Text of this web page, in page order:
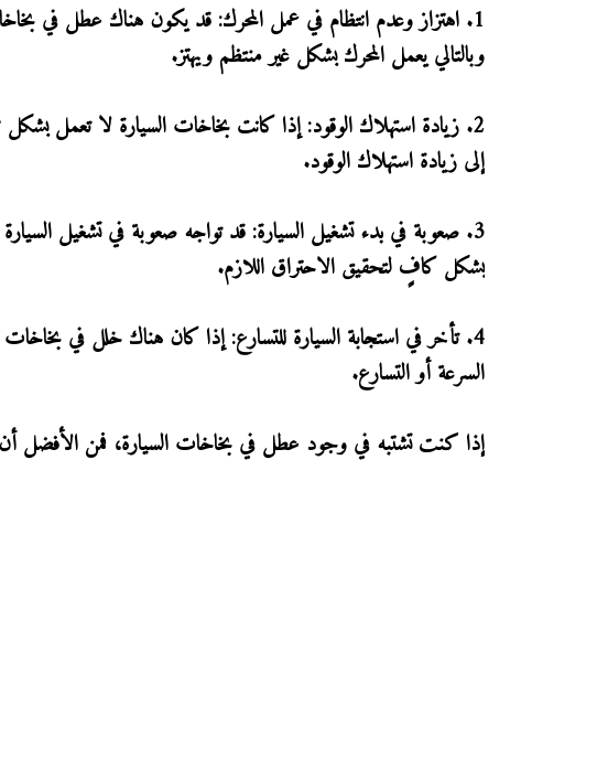
1. اهتزاز وعدم انتظام في عمل المحرك: قد يكون هناك عطل في
وبالتالي يعمل المحرك بشكل غير منتظم ويهتز.
2. زيادة استهلاك الوقود: إذا كانت بخاخات السيارة لا تعمل
إلى زيادة استهلاك الوقود.
3. صعوبة في بدء تشغيل السيارة: قد تواجه صعوبة في تشغيل
بشكل كافٍ لتحقيق الاحتراق اللازم.
4. تأخر في استجابة السيارة للتسارع: إذا كان هناك خلل في
السرعة أو التسارع.
إذا كنت تشتبه في وجود عطل في بخاخات السيارة، فمن